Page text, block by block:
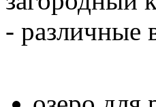
- различные